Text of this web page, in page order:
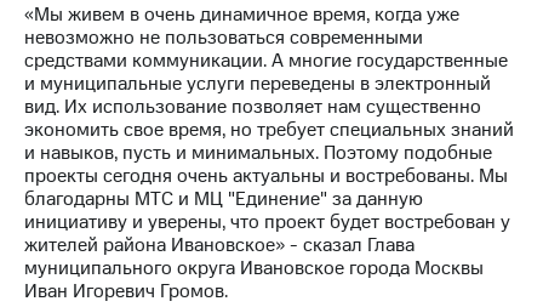
о
погашении
именных
облигаций
Другое
Регистратор
Реквизиты
Контакты
развитие
деловая этика
На главную
«Мы живем в очень динамичное время, когда уже
невозможно не пользоваться современными
средствами коммуникации. А многие государственные
и муниципальные услуги переведены в электронный
вид. Их использование позволяет нам существенно
экономить свое время, но требует специальных знаний
и навыков, пусть и минимальных. Поэтому подобные
проекты сегодня очень актуальны и востребованы. Мы
благодарны МТС и МЦ "Единение" за данную
инициативу и уверены, что проект будет востребован у
жителей района Ивановское» - сказал Глава
муниципального округа Ивановское города Москвы
Иван Игоревич Громов.